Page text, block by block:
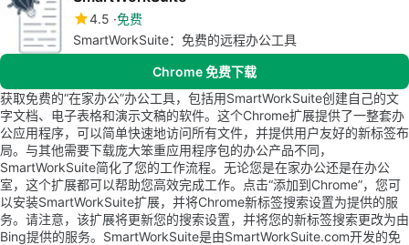
4.5 免费
SmartWorkSuite：免费的远程办公工具
Chrome 免费下载
获取免费的“在家办公”办公工具，包括用SmartWorkSuite创建自己的文
字文档、电子表格和演示文稿的软件。这个Chrome扩展提供了一整套办
公应用程序，可以简单快速地访问所有文件，并提供用户友好的新标签布
局。与其他需要下载庞大笨重应用程序包的办公产品不同，
SmartWorkSuite简化了您的工作流程。无论您是在家办公还是在办公
室，这个扩展都可以帮助您高效完成工作。点击“添加到Chrome”，您可
以安装SmartWorkSuite扩展，并将Chrome新标签搜索设置为提供的服
务。请注意，该扩展将更新您的搜索设置，并将您的新标签搜索更改为由
Bing提供的服务。SmartWorkSuite是由SmartWorkSuite.com开发的免